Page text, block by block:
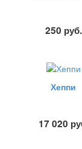
250 руб.
Хеппи
17 020